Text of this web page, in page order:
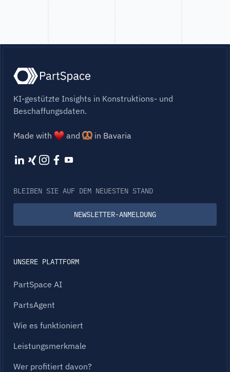
KI-gestützte Insights in Konstruktions- und
Beschaffungsdaten.
Made with and in Bavaria
BLEIBEN SIE AUF DEM NEUESTEN STAND
NEWSLETTER-ANMELDUNG
UNSERE PLATTFORM
PartSpace AI
PartsAgent
Wie es funktioniert
Leistungsmerkmale
Wer profitiert davon?